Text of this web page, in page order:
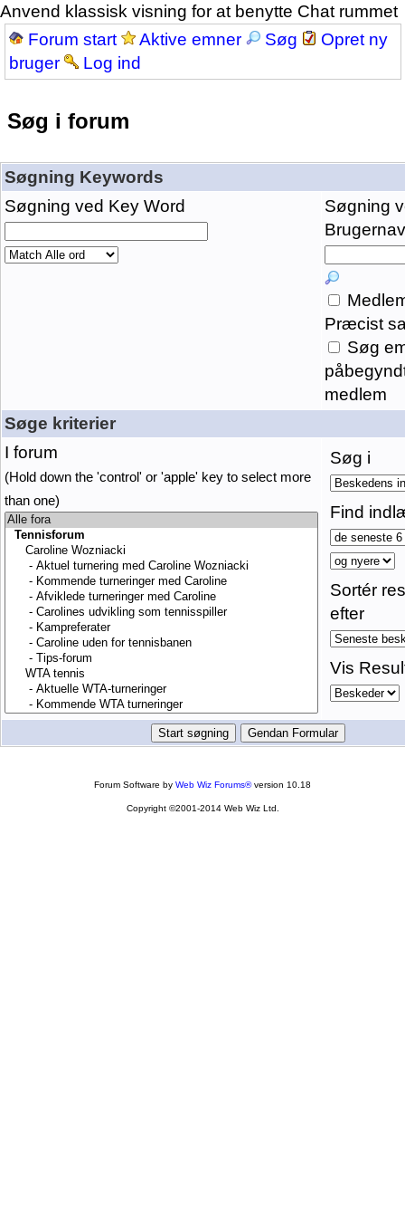
Anvend klassisk visning for at benytte Chat rummet
Forum start
Aktive emner Søg
Opret ny
bruger
Log ind
Søg i forum
Søgning Keywords
Søgning ved Key Word
Søgning
Præcist
Søg
medlem
Søge kriterier
I forum
(Hold down the 'control' or 'apple' key to select more
than one)
Søg i
Find
Sortér
efter
Vis
Forum Software by Web Wiz Forums®version 10.18
Copyright ©2001-2014 Web Wiz Ltd.